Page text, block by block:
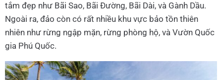
tắm đẹp như Bãi Sao, Bãi Đường, Bãi Dài, và Gành Dầu.
Ngoài ra, đảo còn có rất nhiều khu vực bảo tồn thiên
nhiên như rừng ngập mặn, rừng phòng hộ, và Vườn Quốc
gia Phú Quốc.